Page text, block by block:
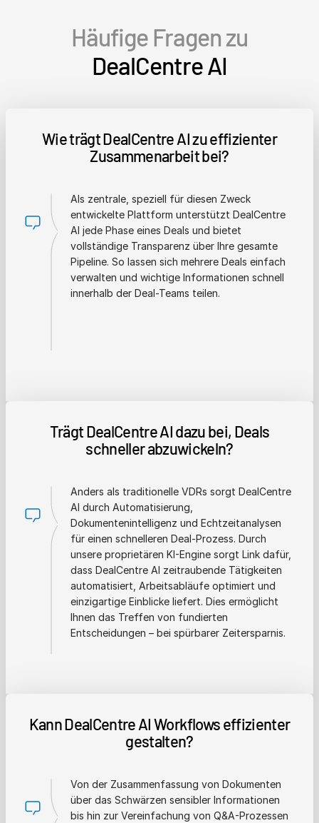
Häufige Fragen zu
DealCentre AI
Wie trägt DealCentre AI zu effizienter
Zusammenarbeit bei?
Als zentrale, speziell für diesen Zweck
entwickelte Plattform unterstützt DealCentre
AI jede Phase eines Deals und bietet
vollständige Transparenz über Ihre gesamte
Pipeline. So lassen sich mehrere Deals einfach
verwalten und wichtige Informationen schnell
innerhalb der Deal-Teams teilen.
Trägt DealCentre AI dazu bei, Deals
schneller abzuwickeln?
Anders als traditionelle VDRs sorgt DealCentre
AI durch Automatisierung,
Dokumentenintelligenz und Echtzeitanalysen
für einen schnelleren Deal-Prozess. Durch
unsere proprietären KI-Engine sorgt Link dafür,
dass DealCentre AI zeitraubende Tätigkeiten
automatisiert, Arbeitsabläufe optimiert und
einzigartige Einblicke liefert. Dies ermöglicht
Ihnen das Treffen von fundierten
Entscheidungen – bei spürbarer Zeitersparnis.
Kann DealCentre AI Workflows effizienter
gestalten?
Von der Zusammenfassung von Dokumenten
über das Schwärzen sensibler Informationen
bis hin zur Vereinfachung von Q&A-Prozessen